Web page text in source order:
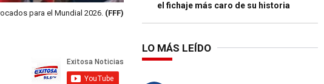
para el Mundial 2026. (FFF)
el fichaje más caro de su historia
LO MÁS LEÍDO